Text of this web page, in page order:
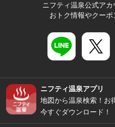
ニフティ温泉公式ア
おトク情報やクー
ニフティ温泉アプリ
地図から温泉検索！お
今すぐダウンロード！